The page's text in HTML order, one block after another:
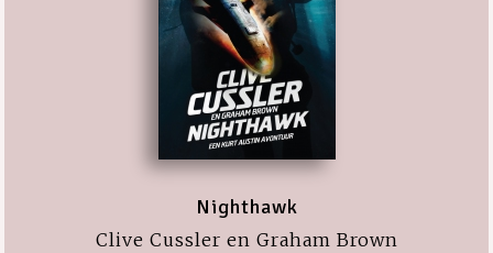
Nighthawk
Clive Cussler en Graham Brown